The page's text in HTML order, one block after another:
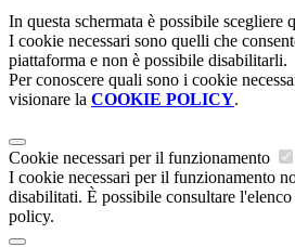
In questa schermata è possibile scegliere
I cookie necessari sono quelli che
piattaforma e non è possibile disabilitarli.
Per conoscere quali sono i cookie
visionare la COOKIE POLICY.
Cookie necessari per il funzionamento
I cookie necessari per il funzionamento
disabilitati. È possibile consultare
policy.